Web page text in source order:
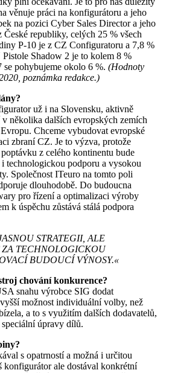
věnuje práci na konfigurátoru a jeho
na pozici Cyber Sales Director a jeho
České republiky, celých 25 % všech
P-10 je z CZ Configuratoru a 7,8 %
Shadow 2 je to kolem 8 %
pohybujeme okolo 6 %. (Hodnoty
poznámka redakce.)
už i na Slovensku, aktivně
v několika dalších evropských zemích
Chceme vybudovat evropské
zbraní CZ. Je to výzva, protože
z celého kontinentu bude
technologickou podporu a vysokou
Společnost ITeuro na tomto poli
dlouhodobě. Do budoucna
pro řízení a optimalizaci výroby
k úspěchu zůstává stálá podpora
STRATEGII, ALE
TECHNOLOGICKOU
BUDOUCÍ VÝNOSY.«
chování konkurence?
snahu výrobce SIG dodat
možnost individuální volby, než
a to s využitím dalších dodavatelů,
úpravy dílů.
s opatrností a možná i určitou
konfigurátor ale dostával konkrétní